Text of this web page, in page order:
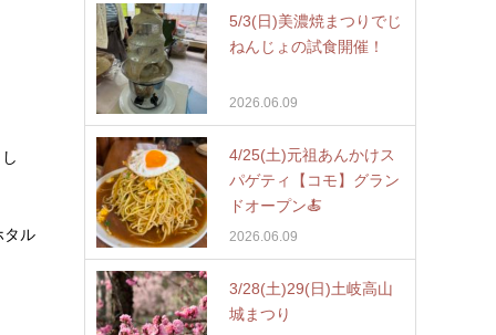
タル
5/3(日)美濃焼まつりでじ
ねんじょの試食開催！
2026.06.09
4/25(土)元祖あんかけス
パゲティ【コモ】グラン
ドオープン🍝
2026.06.09
3/28(土)29(日)土岐高山
城まつり